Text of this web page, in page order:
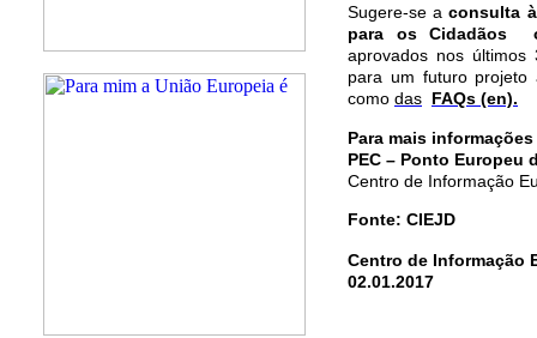
Sugere-se aconsulta à
para os Cidadãos
aprovados nos
para um futuro projeto
como das FAQs (en).
Para mais
PEC – Ponto Europeu
Centro de Informação
Fonte: CIEJD
Centro de Informação
02.01.2017